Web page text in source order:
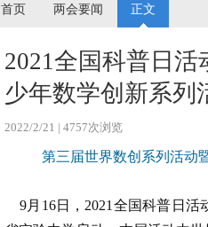
首页 两会要闻 正文
2021全国科普日
少年数学创新系列
2022/2/21 | 4757次浏览
第三届世界数创系列活动
9月 16日，2021全国科普日